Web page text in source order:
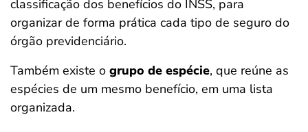
classificação dos benefícios do INSS, para
organizar de forma prática cada tipo de seguro do
órgão previdenciário.
Também existe o grupo de espécie, que reúne as
espécies de um mesmo benefício, em uma lista
organizada.